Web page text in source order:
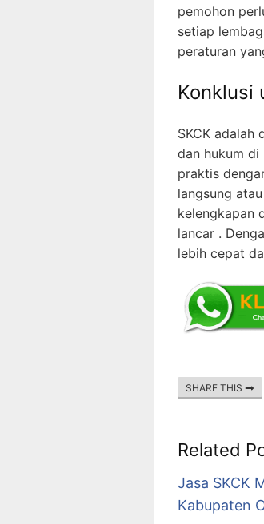
pemohon
setiap
peraturan
Konklusi
SKCK adalah
dan hukum di
praktis
langsung
kelengkapan
lancar .
lebih cepat
SHARE THIS
Related
Jasa SKCK
Kabupaten